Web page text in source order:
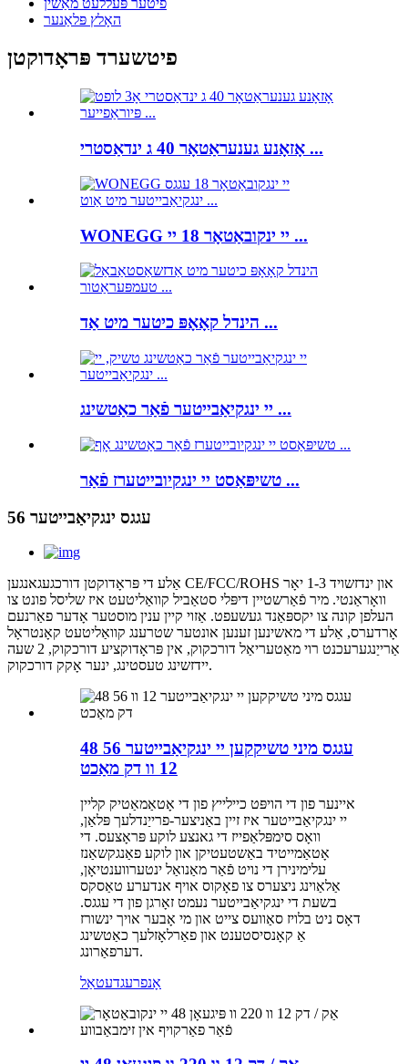
האָלץ פּלאַנער
פיטשערד פּראָדוקטן
אָזאָנע גענעראַטאָר 40 ג ינדאַסטרי ...
WONEGG יי ינקובאַטאָר 18 יי ...
הינדל קאָאָפּ כיטער מיט אַד ...
יי ינגקיאַבייטער פֿאַר כאַטשינג ...
טשיפּאַסט יי ינגקיובייטערז פֿאַר ...
56 עגגס ינגקיאַבייטער
אַלע די פּראָדוקטן דורכגעגאנגען CE/FCC/ROHS און ינדזשויד 1-3 יאָר
וואָראַנטי. מיר פֿאַרשטיין דיפּלי סטאַביל קוואַליטעט איז שליסל פונט צו
העלפן קונה צו יקספּאַנד געשעפט. אַזוי קיין ענין מוסטער אָדער פאַרנעם
אָרדערס, אַלע די מאשינען זענען אונטער שטרענג קוואַליטעט קאָנטראָל
אַרייַנגערעכנט רוי מאַטעריאַל דורכקוק, אין פּראָדוקציע דורכקוק, 2 שעה
יידזשינג טעסטינג, ינער אָקק דורכקוק.
48 56 עגגס מיני טשיקקען יי ינגקיאַבייטער
12 וו דק מאַכט
איינער פון די הויפּט כיילייץ פון די אָטאַמאַטיק קליין
יי ינגקיאַבייטער איז זיין באַניצער-פרייַנדלעך פּלאַן,
וואָס סימפּלאַפייז די גאנצע לוקע פּראָצעס. די
אָטאַמייטיד באַשטעטיקן און לוקע פאַנגקשאַנז
עלימינירן די נויט פֿאַר מאַנואַל ינטערווענטיאָן,
אַלאַוינג ניצערס צו פאָקוס אויף אנדערע טאַסקס
בשעת די ינגקיאַבייטער נעמט זאָרגן פון די עגגס.
דאָס ניט בלויז סאַוועס צייט און מי אָבער אויך ינשורז
אַ קאָנסיסטענט און פאַרלאָזלעך כאַטשינג
דערפאַרונג.
אָנפרעגדעטאַל